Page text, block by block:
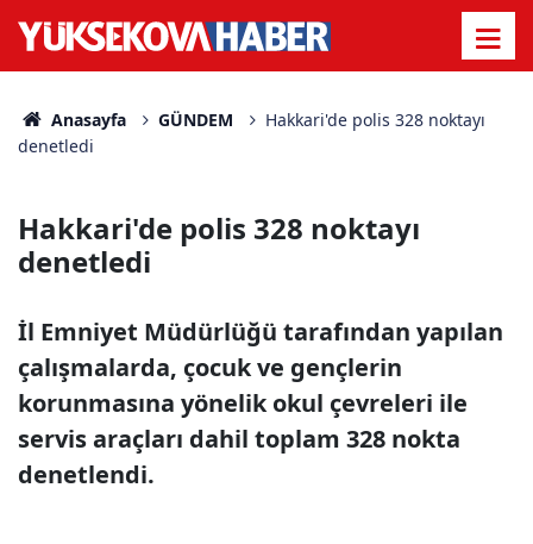
Anasayfa GÜNDEM
Hakkari'de polis 328 noktayı
denetledi
Hakkari'de polis 328 noktayı
denetledi
İl Emniyet Müdürlüğü tarafından yapılan
çalışmalarda, çocuk ve gençlerin
korunmasına yönelik okul çevreleri ile
servis araçları dahil toplam 328 nokta
denetlendi.